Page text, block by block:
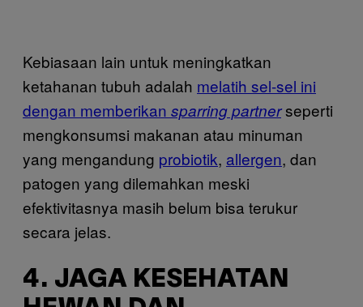
Kebiasaan lain untuk meningkatkan
ketahanan tubuh adalah melatih sel-sel ini
dengan memberikan sparring partnerseperti
mengkonsumsi makanan atau minuman
yang mengandung probiotik, allergen, dan
patogen yang dilemahkan meski
efektivitasnya masih belum bisa terukur
secara jelas.
4. JAGA KESEHATAN